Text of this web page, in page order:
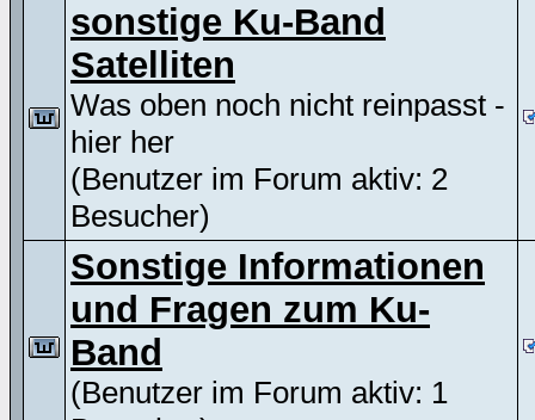
sonstige Ku-Band
Satelliten
Was oben noch nicht reinpasst -
hier her
(Benutzer im Forum aktiv: 2
Besucher)
Sonstige Informationen
und Fragen zum Ku-
Band
(Benutzer im Forum aktiv: 1